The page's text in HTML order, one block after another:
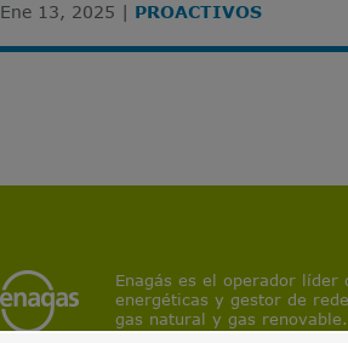
Ene 13, 2025 PROACTIVOS
Enagás es el operador líder
energéticas y gestor de
gas natural y gas renovable.